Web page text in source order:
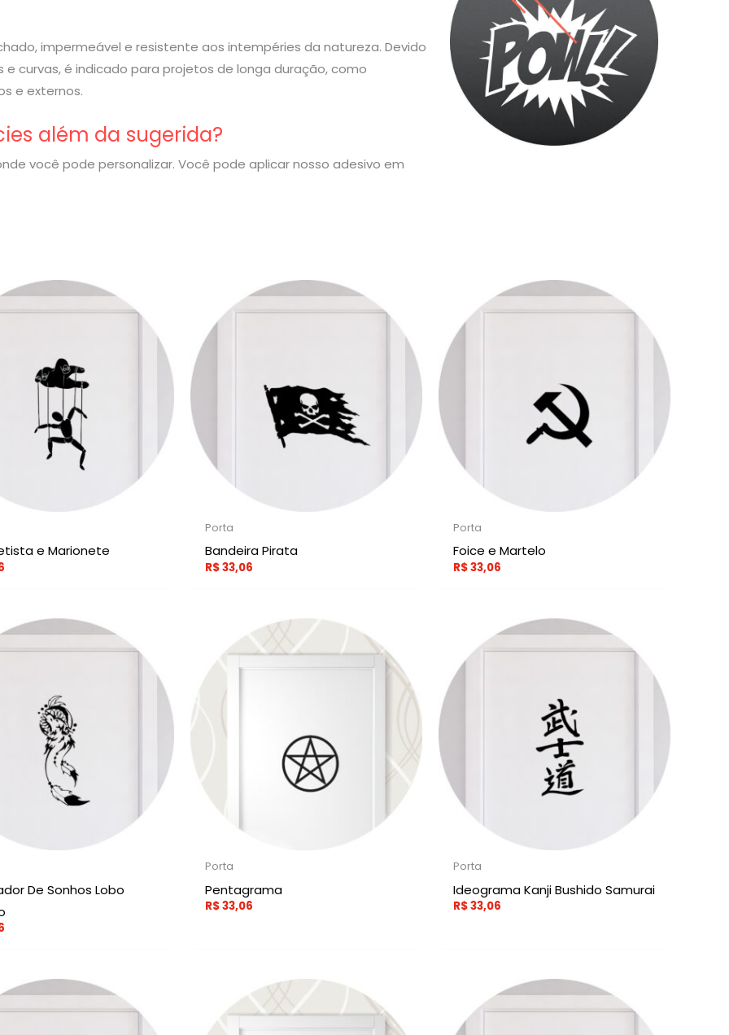
impermeável e resistente aos intempéries da natureza. Devido
curvas, é indicado para projetos de longa duração, como
e externos.
além da sugerida?
você pode personalizar. Você pode aplicar nosso adesivo em
e Marionete
Porta
Bandeira Pirata
R$33,06
Porta
Foice e Martelo
R$33,06
De Sonhos Lobo
Porta
Pentagrama
R$33,06
Porta
Ideograma Kanji Bushido Samurai
R$33,06